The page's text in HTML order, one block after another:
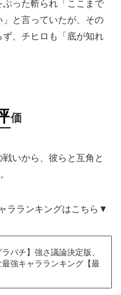
った斬られ「ここまで
」と言っていたが、その
、チヒロも「底が知れ
価
いから、彼らと互角と
ラランキングはこちら▼
ラバチ】強さ議論決定版、
最強キャラランキング【最